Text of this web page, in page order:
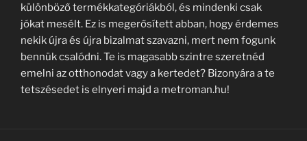
különböző termékkategóriákból, és mindenki csak
jókat mesélt. Ez is megerősített abban, hogy érdemes
nekik újra és újra bizalmat szavazni, mert nem fogunk
bennük csalódni. Te is magasabb szintre szeretnéd
emelni az otthonodat vagy a kertedet? Bizonyára a te
tetszésedet is elnyeri majd a metroman.hu!